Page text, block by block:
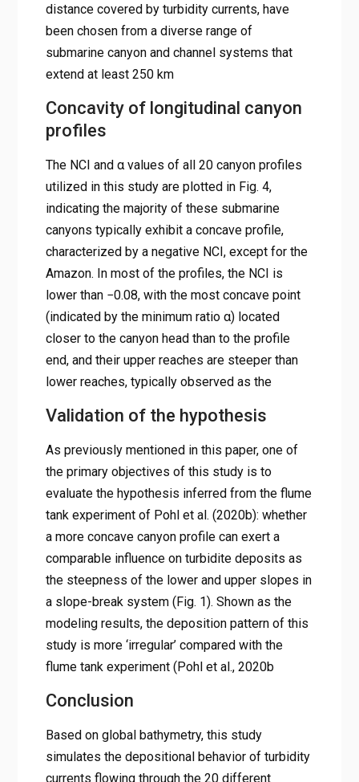
distance covered by turbidity currents, have
been chosen from a diverse range of
submarine canyon and channel systems that
extend at least 250 km
Concavity of longitudinal canyon
profiles
The NCI and α values of all 20 canyon profiles
utilized in this study are plotted in Fig. 4,
indicating the majority of these submarine
canyons typically exhibit a concave profile,
characterized by a negative NCI, except for the
Amazon. In most of the profiles, the NCI is
lower than −0.08, with the most concave point
(indicated by the minimum ratio α) located
closer to the canyon head than to the profile
end, and their upper reaches are steeper than
lower reaches, typically observed as the
Validation of the hypothesis
As previously mentioned in this paper, one of
the primary objectives of this study is to
evaluate the hypothesis inferred from the flume
tank experiment of Pohl et al. (2020b): whether
a more concave canyon profile can exert a
comparable influence on turbidite deposits as
the steepness of the lower and upper slopes in
a slope-break system (Fig. 1). Shown as the
modeling results, the deposition pattern of this
study is more ‘irregular’ compared with the
flume tank experiment (Pohl et al., 2020b
Conclusion
Based on global bathymetry, this study
simulates the depositional behavior of turbidity
currents flowing through the 20 different